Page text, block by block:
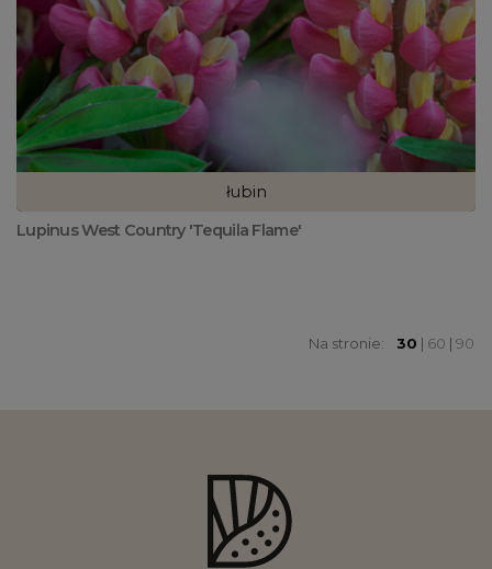
łubin
Lupinus West Country 'Tequila Flame'
Na stronie: 30 | 60 | 90